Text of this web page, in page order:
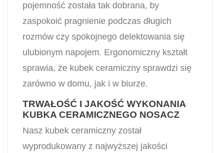
pojemność została tak dobrana, by
zaspokoić pragnienie podczas długich
rozmów czy spokojnego delektowania się
ulubionym napojem. Ergonomiczny kształt
sprawia, że kubek ceramiczny sprawdzi się
zarówno w domu, jak i w biurze.
TRWAŁOŚĆ I JAKOŚĆ WYKONANIA
KUBKA CERAMICZNEGO NOSACZ
Nasz kubek ceramiczny został
wyprodukowany z najwyższej jakości